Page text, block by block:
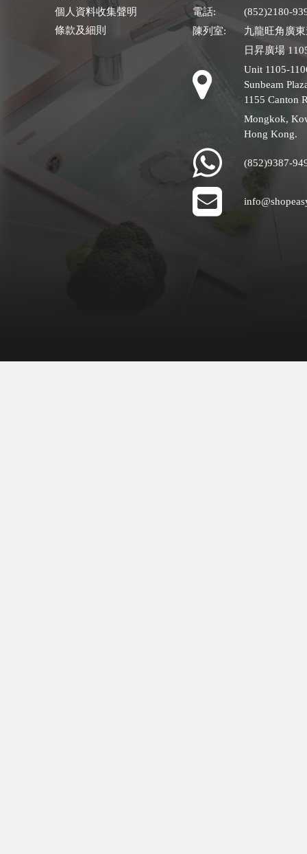
個人資料收集聲明
條款及細則
電話:
(852)2180-
陳列室:
九龍旺角廣
日昇廣場
Unit 1105-
Sunbeam
1155 Canton
Mongkok,
Hong Kong.
(852)9387-